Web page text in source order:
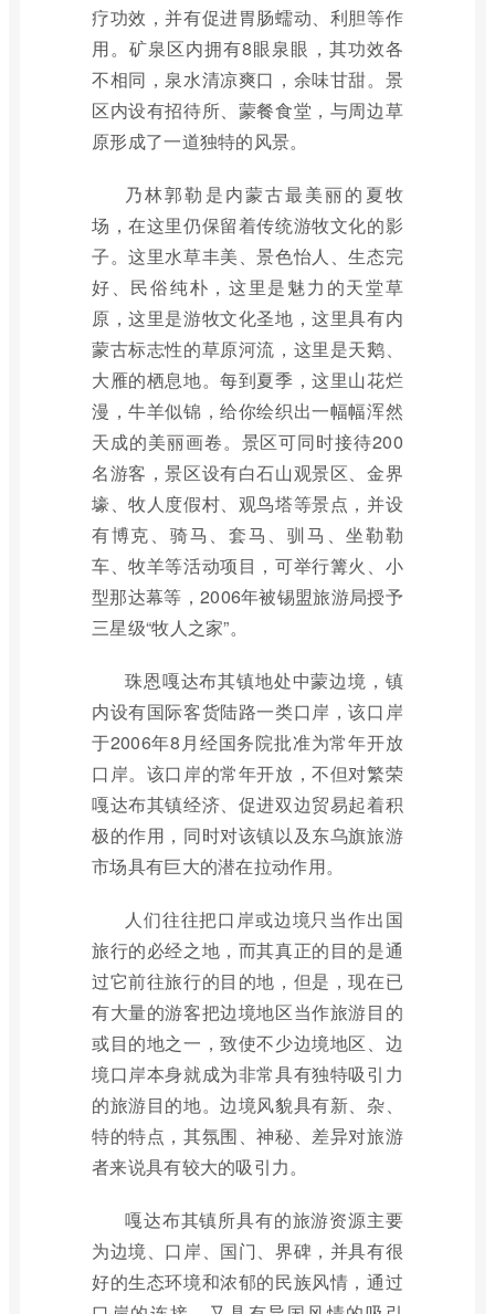
疗功效，并有促进胃肠蠕动、利胆等作
用。矿泉区内拥有8眼泉眼，其功效各
不相同，泉水清凉爽口，余味甘甜。景
区内设有招待所、蒙餐食堂，与周边草
原形成了一道独特的风景。
乃林郭勒是内蒙古最美丽的夏牧
场，在这里仍保留着传统游牧文化的影
子。这里水草丰美、景色怡人、生态完
好、民俗纯朴，这里是魅力的天堂草
原，这里是游牧文化圣地，这里具有内
蒙古标志性的草原河流，这里是天鹅、
大雁的栖息地。每到夏季，这里山花烂
漫，牛羊似锦，给你绘织出一幅幅浑然
天成的美丽画卷。景区可同时接待200
名游客，景区设有白石山观景区、金界
壕、牧人度假村、观鸟塔等景点，并设
有博克、骑马、套马、驯马、坐勒勒
车、牧羊等活动项目，可举行篝火、小
型那达幕等，2006年被锡盟旅游局授予
三星级“牧人之家”。
珠恩嘎达布其镇地处中蒙边境，镇
内设有国际客货陆路一类口岸，该口岸
于2006年8月经国务院批准为常年开放
口岸。该口岸的常年开放，不但对繁荣
嘎达布其镇经济、促进双边贸易起着积
极的作用，同时对该镇以及东乌旗旅游
市场具有巨大的潜在拉动作用。
人们往往把口岸或边境只当作出国
旅行的必经之地，而其真正的目的是通
过它前往旅行的目的地，但是，现在已
有大量的游客把边境地区当作旅游目的
或目的地之一，致使不少边境地区、边
境口岸本身就成为非常具有独特吸引力
的旅游目的地。边境风貌具有新、杂、
特的特点，其氛围、神秘、差异对旅游
者来说具有较大的吸引力。
嘎达布其镇所具有的旅游资源主要
为边境、口岸、国门、界碑，并具有很
好的生态环境和浓郁的民族风情，通过